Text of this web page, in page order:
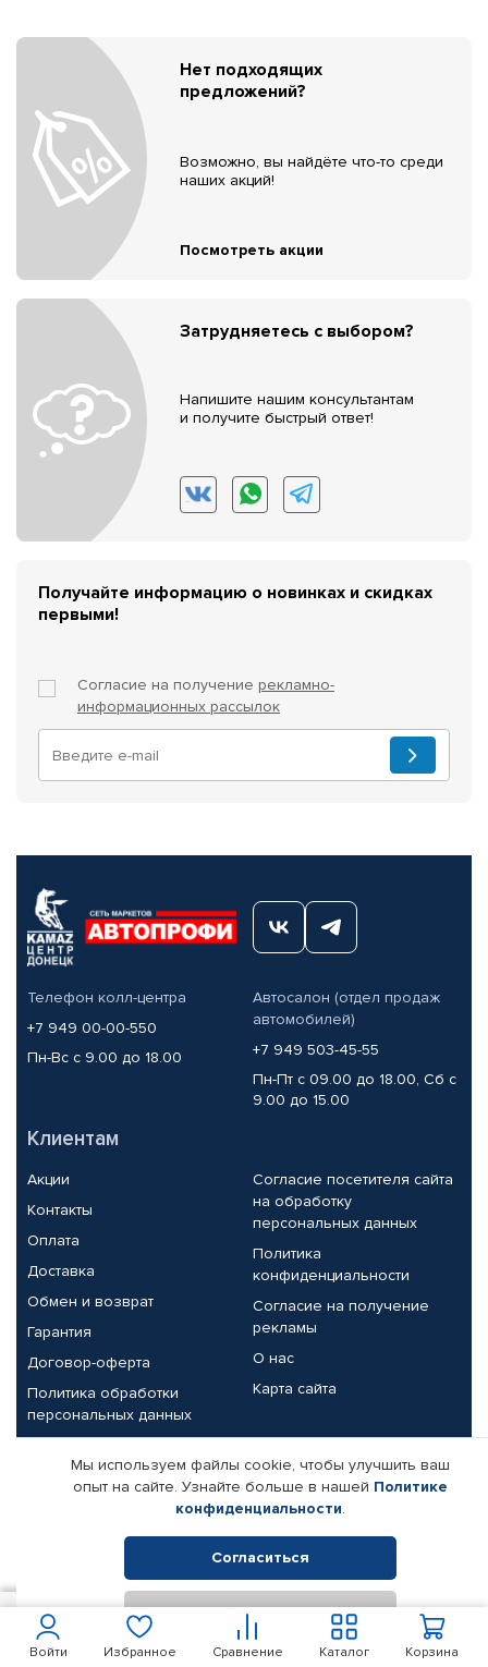
Войти Избранное Сравнение Корзина
Каталог
Нет подходящих
предложений?
Возможно, вы найдёте что-то среди
наших акций!
Посмотреть акции
Затрудняетесь с выбором?
Напишите нашим консультантам
и получите быстрый ответ!
Получайте информацию о новинках и скидках
первыми!
Согласие на получение рекламно-
информационных рассылок
Телефон колл-центра
+7 949 00-00-550
Пн-Вс с 9.00 до 18.00
Автосалон (отдел продаж
автомобилей)
+7 949 503-45-55
Пн-Пт с 09.00 до 18.00, Сб с
9.00 до 15.00
Клиентам
Акции
Контакты
Оплата
Доставка
Обмен и возврат
Гарантия
Договор-оферта
Политика обработки
персональных данных
Согласие посетителя сайта
на обработку
персональных данных
Политика
конфиденциальности
Согласие на получение
рекламы
О нас
Карта сайта
Партнерам
Корпоративным клиентам
Поставщикам
Реквизиты компании
© КАМАЗ ЦЕНТР ДОНЕЦК, 2015-2026. Все права защищены.
Интернет-магазин автомобильных товаров Автопрофи.
Мы используем файлы cookie, чтобы улучшить ваш
опыт на сайте. Узнайте больше в нашей Политике
конфиденциальности.
Согласиться
Отклонить
500 В корзину